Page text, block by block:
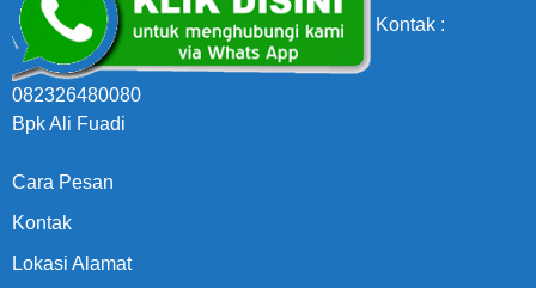
Kontak :
082326480080
Bpk Ali Fuadi
Cara Pesan
Kontak
Lokasi Alamat